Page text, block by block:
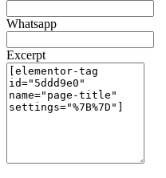
Whatsapp
Excerpt